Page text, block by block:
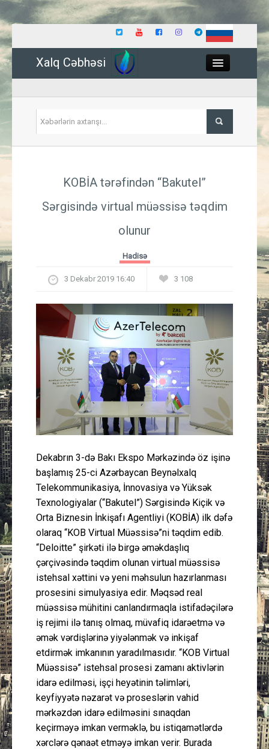
Xalq Cəbhəsi
İqtisadiyyat
Güney Azərbaycan
Mədəniyyət
Müsahibə
İdman
Layihə
Gündəm
Cəmiyyət
Peşə etikası
Əlaqə
KOBİA tərəfindən “Bakutel”
Sərgisində virtual müəssisə təqdim
olunur
Hadisə
3 Dekabr 2019 16:40 3 108
Dekabrın 3-də Bakı Ekspo Mərkəzində öz işinə
başlamış 25-ci Azərbaycan Beynəlxalq
Telekommunikasiya, İnnovasiya və Yüksək
Texnologiyalar (“Bakutel”) Sərgisində Kiçik və
Orta Biznesin İnkişafı Agentliyi (KOBİA) ilk dəfə
olaraq “KOB Virtual Müəssisə”ni təqdim edib.
“Deloitte” şirkəti ilə birgə əməkdaşlıq
çərçivəsində təqdim olunan virtual müəssisə
istehsal xəttini və yeni məhsulun hazırlanması
prosesini simulyasiya edir. Məqsəd real
müəssisə mühitini canlandırmaqla istifadəçilərə
iş rejimi ilə tanış olmaq, müvafiq idarəetmə və
əmək vərdişlərinə yiyələnmək və inkişaf
etdirmək imkanının yaradılmasıdır. “KOB Virtual
Müəssisə” istehsal prosesi zamanı aktivlərin
idarə edilməsi, işçi heyətinin təlimləri,
keyfiyyətə nəzarət və proseslərin vahid
mərkəzdən idarə edilməsini sınaqdan
keçirməyə imkan verməklə, bu istiqamətlərdə
xərclərə qənaət etməyə imkan verir. Burada